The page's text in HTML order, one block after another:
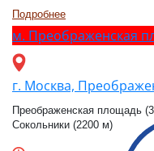
Подробнее
м. Преображенская
г. Москва,
Преображенская площадь
Сокольники (2200 м)